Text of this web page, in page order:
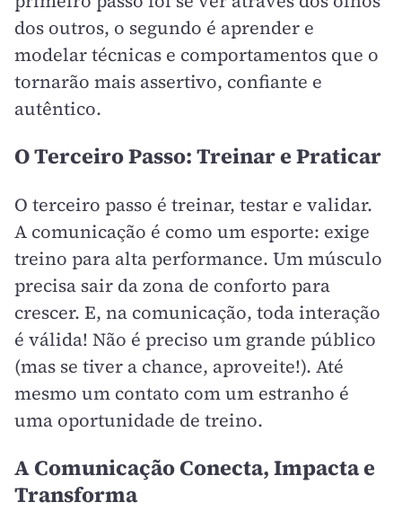
dos outros, o segundo é aprender e
modelar técnicas e comportamentos que o
tornarão mais assertivo, confiante e
autêntico.
O Terceiro Passo: Treinar e Praticar
O terceiro passo é treinar, testar e validar.
A comunicação é como um esporte: exige
treino para alta performance. Um músculo
precisa sair da zona de conforto para
crescer. E, na comunicação, toda interação
é válida! Não é preciso um grande público
(mas se tiver a chance, aproveite!). Até
mesmo um contato com um estranho é
uma oportunidade de treino.
A Comunicação Conecta, Impacta e
Transforma